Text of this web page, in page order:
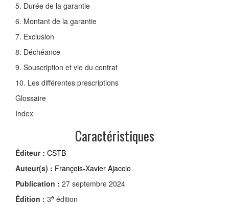
5. Durée de la garantie
6. Montant de la garantie
7. Exclusion
8. Déchéance
9. Souscription et vie du contrat
10. Les différentes prescriptions
Glossaire
Index
Caractéristiques
Éditeur : CSTB
Auteur(s) : François-Xavier Ajaccio
Publication : 27 septembre 2024
Édition : 3e édition